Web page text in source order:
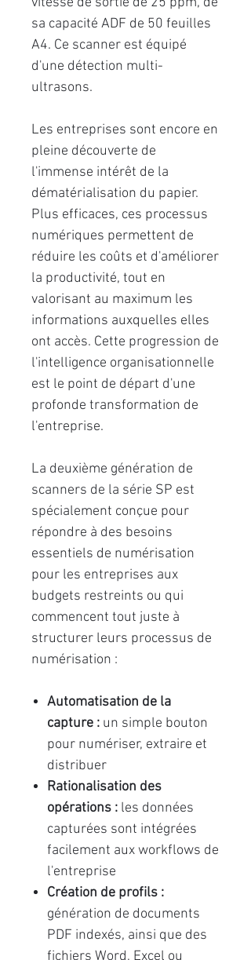
sa capacité ADF de 50 feuilles
A4. Ce scanner est équipé
d'une détection multi-
ultrasons.
Les entreprises sont encore en
pleine découverte de
l'immense intérêt de la
dématérialisation du papier.
Plus efficaces, ces processus
numériques permettent de
réduire les coûts et d'améliorer
la productivité, tout en
valorisant au maximum les
informations auxquelles elles
ont accès. Cette progression de
l'intelligence organisationnelle
est le point de départ d'une
profonde transformation de
l'entreprise.
La deuxième génération de
scanners de la série SP est
spécialement conçue pour
répondre à des besoins
essentiels de numérisation
pour les entreprises aux
budgets restreints ou qui
commencent tout juste à
structurer leurs processus de
numérisation :
Automatisation de la
capture : un simple bouton
pour numériser, extraire et
distribuer
Rationalisation des
opérations : les données
capturées sont intégrées
facilement aux workflows de
l'entreprise
Création de profils :
génération de documents
PDF indexés, ainsi que des
fichiers Word, Excel ou